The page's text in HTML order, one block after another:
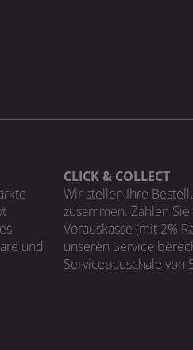
und
CLICK & COLLECT
Wir stellen Ihre
zusammen. Zahlen
Vorauskasse (mit 2%
unseren Service
Servicepauschale von